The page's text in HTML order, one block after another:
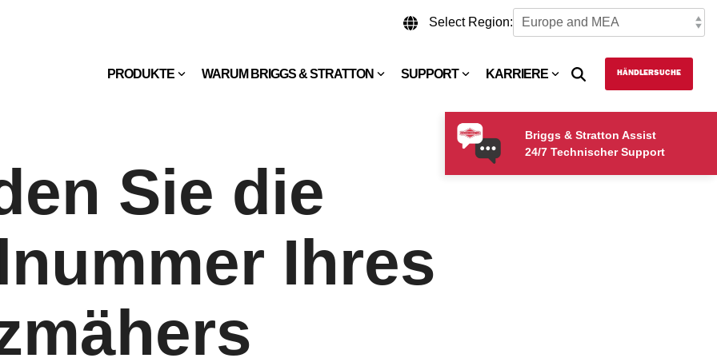
Select Region:
PRODUKTE WARUM BRIGGS & STRATTON SUPPORT KARRIERE HÄNDLERSUCHE
Sie die
Ihres
Briggs & Stratton Assist
24/7 Technischer Support